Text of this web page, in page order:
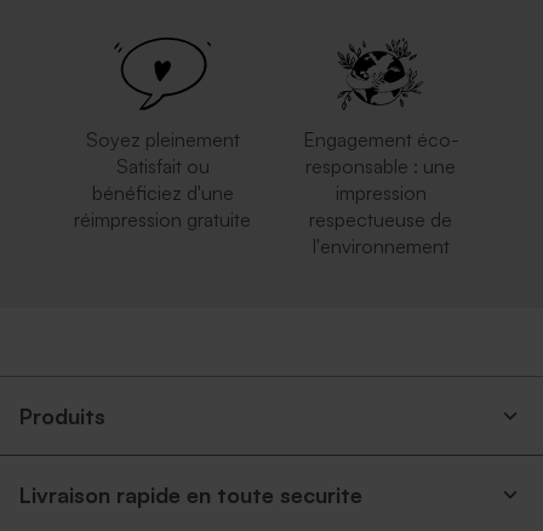
Soyez pleinement
Satisfait ou
bénéficiez d'une
réimpression gratuite
Engagement éco-
responsable : une
impression
respectueuse de
l'environnement
Produits
Livraison rapide en toute securite